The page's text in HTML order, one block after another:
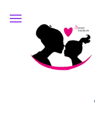
содержанию